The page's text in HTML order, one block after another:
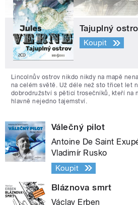
Tajuplný
Koupit
Lincolnův ostrov nikdo nikdy na mapě
na celém světě. Už déle než sto třicet let
dobrodružství s pěticí trosečníků, kteří na
hlavně nejedno tajemství.
Válečný pilot
Antoine De Saint
Vladimír Rusko
Koupit
Bláznova smrt
Václav Erben